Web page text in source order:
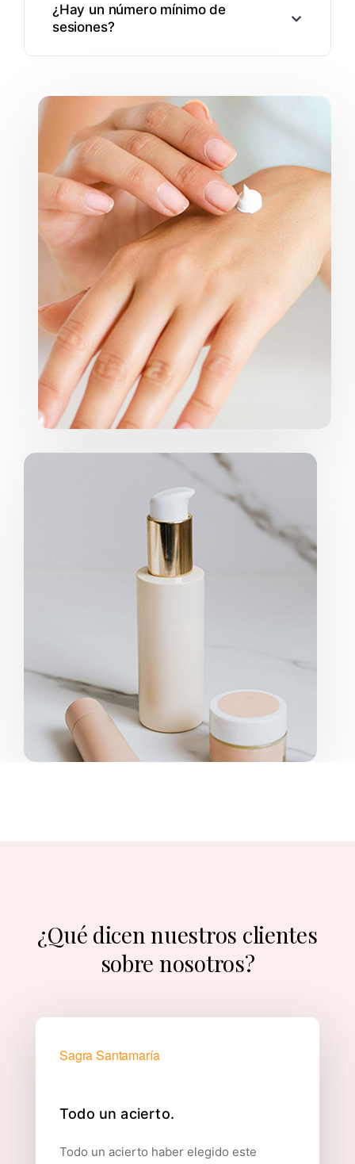
¿Hay un número mínimo de
sesiones?
¿Qué dicen nuestros clientes
sobre nosotros?
Sagra Santamaría
Todo un acierto.
Todo un acierto haber elegido este